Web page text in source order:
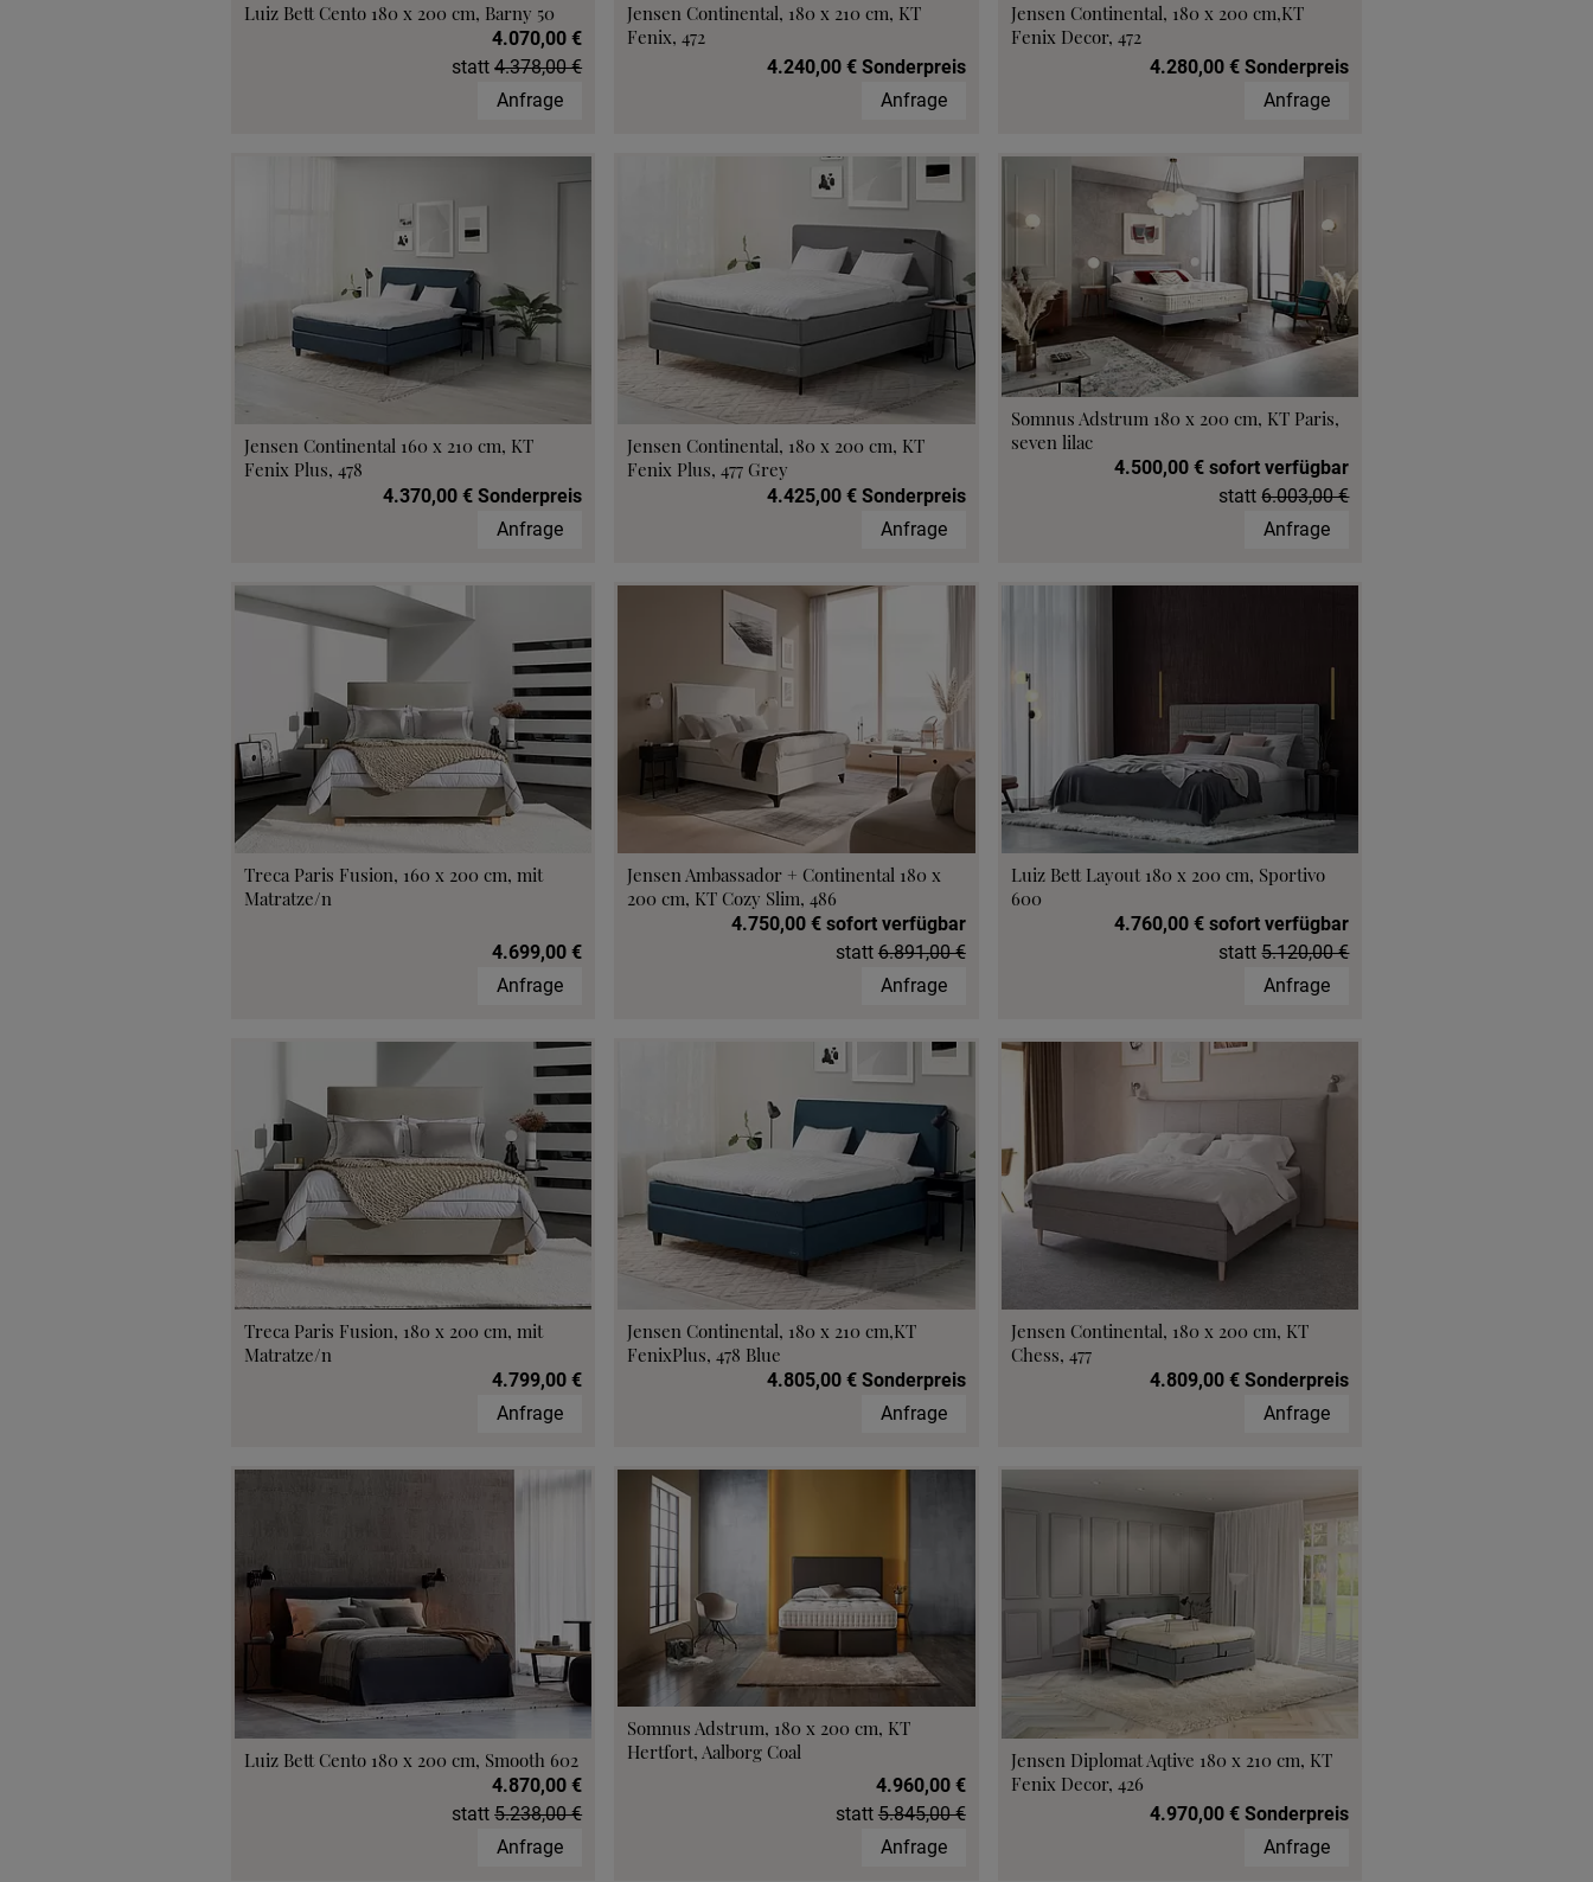
Luiz Bett Cento 180 x 200 cm, Barny 50
4.070,00 €
statt4.378,00 €
Anfrage
Jensen Continental, 180 x 210 cm, KT
Fenix, 472
4.240,00 € Sonderpreis
Anfrage
Jensen Continental, 180 x 200 cm,KT
Fenix Decor, 472
4.280,00 € Sonderpreis
Anfrage
Jensen Continental 160 x 210 cm, KT
Fenix Plus, 478
4.370,00 € Sonderpreis
Anfrage
Jensen Continental, 180 x 200 cm, KT
Fenix Plus, 477 Grey
4.425,00 € Sonderpreis
Anfrage
Somnus Adstrum 180 x 200 cm, KT Paris,
seven lilac
4.500,00 € sofort verfügbar
statt6.003,00 €
Anfrage
Treca Paris Fusion, 160 x 200 cm, mit
Matratze/n
4.699,00 €
Anfrage
Jensen Ambassador + Continental 180 x
200 cm, KT Cozy Slim, 486
4.750,00 € sofort verfügbar
statt 6.891,00 €
Anfrage
Luiz Bett Layout 180 x 200 cm, Sportivo
600
4.760,00 € sofort verfügbar
statt5.120,00 €
Anfrage
Treca Paris Fusion, 180 x 200 cm, mit
Matratze/n
4.799,00 €
Anfrage
Jensen Continental, 180 x 210 cm,KT
FenixPlus, 478 Blue
4.805,00 € Sonderpreis
Anfrage
Jensen Continental, 180 x 200 cm, KT
Chess, 477
4.809,00 € Sonderpreis
Anfrage
Luiz Bett Cento 180 x 200 cm, Smooth 602
4.870,00 €
statt5.238,00 €
Anfrage
Somnus Adstrum, 180 x 200 cm, KT
Hertfort, Aalborg Coal
4.960,00 €
statt 5.845,00 €
Anfrage
Jensen Diplomat Aqtive 180 x 210 cm, KT
Fenix Decor, 426
4.970,00 € Sonderpreis
Anfrage